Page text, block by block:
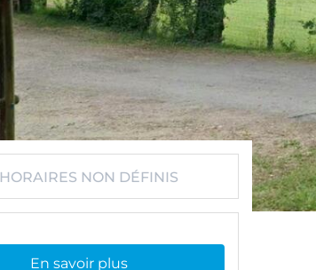
HORAIRES NON DÉFINIS
En savoir plus